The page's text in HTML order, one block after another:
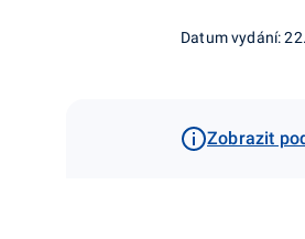
Datum vydání:
Zobrazit